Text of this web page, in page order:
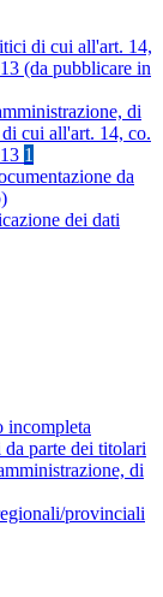
di cui all'art. 14,
(da pubblicare in
di
cui all'art. 14, co.
1
da
dei dati
incompleta
parte dei titolari
di
provinciali